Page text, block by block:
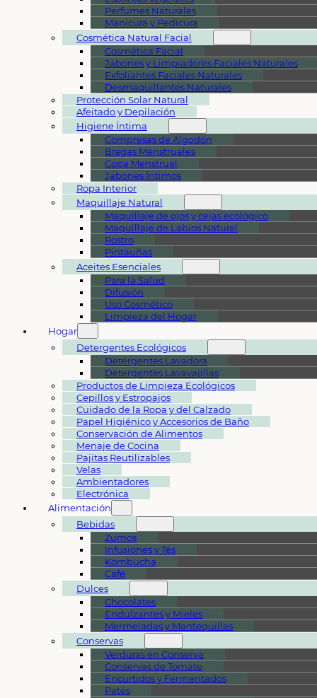
Perfumes Naturales
Manicura y Pedicura
Cosmética Natural Facial
Cosmética Facial
Jabones y Limpiadores Faciales Naturales
Exfoliantes Faciales Naturales
Desmaquillantes Naturales
Protección Solar Natural
Afeitado y Depilación
Higiene Íntima
Compresas de Algodón
Bragas Menstruales
Copa Menstrual
Jabones Íntimos
Ropa Interior
Maquillaje Natural
Maquillaje de ojos y cejas ecológico
Maquillaje de Labios Natural
Rostro
Pintauñas
Aceites Esenciales
Para la Salud
Difusión
Uso Cosmético
Limpieza del Hogar
Hogar
Detergentes Ecológicos
Detergentes Lavadora
Detergentes Lavavajillas
Productos de Limpieza Ecológicos
Cepillos y Estropajos
Cuidado de la Ropa y del Calzado
Papel Higiénico y Accesorios de Baño
Conservación de Alimentos
Menaje de Cocina
Pajitas Reutilizables
Velas
Ambientadores
Electrónica
Alimentación
Bebidas
Zumos
Infusiones y Tés
Kombucha
Café
Dulces
Chocolates
Endulzantes y Mieles
Mermeladas y Mantequillas
Conservas
Verduras en Conserva
Conservas de Tomate
Encurtidos y Fermentados
Patés